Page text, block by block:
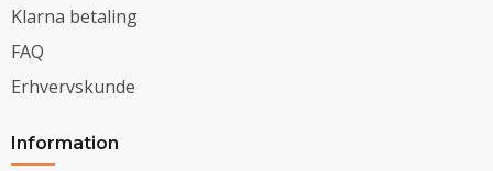
Klarna betaling
FAQ
Erhvervskunde
Information